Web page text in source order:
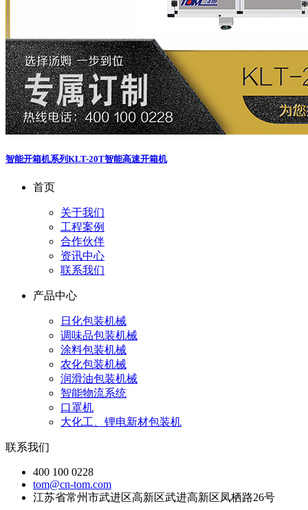
智能开箱机系列 KLT-20T智能高速开箱机
首页
关于我们
工程案例
合作伙伴
资讯中心
联系我们
产品中心
日化包装机械
调味品包装机械
涂料包装机械
农化包装机械
润滑油包装机械
智能物流系统
口罩机
大化工、锂电新材包装机
联系我们
400 100 0228
tom@cn-tom.com
江苏省常州市武进区高新区武进高新区凤栖路26号